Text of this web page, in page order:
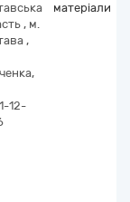
, м.
,
12-
матеріали